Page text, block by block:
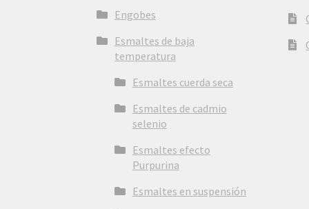
Engobes
Esmaltes de baja
temperatura
Esmaltes cuerda seca
Esmaltes de cadmio
selenio
Esmaltes efecto
Purpurina
Esmaltes en suspensión